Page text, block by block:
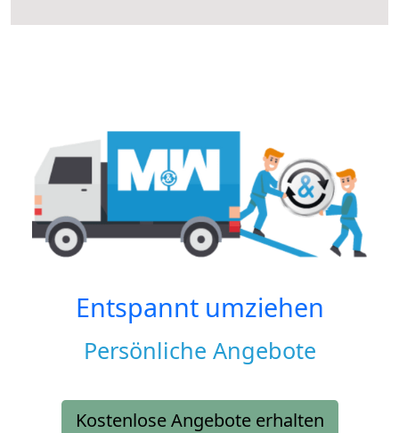
Entspannt umziehen
Persönliche Angebote
Kostenlose Angebote erhalten